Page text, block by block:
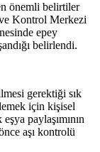
önemli belirtiler
Kontrol Merkezi
epey
belirlendi.
gerektiği sık
için kişisel
paylaşımının
aşı kontrolü